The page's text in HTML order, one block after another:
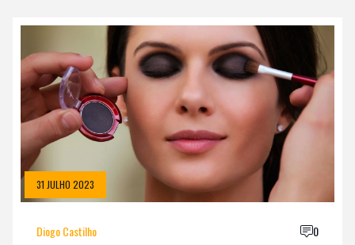
31 JULHO 2023
Diogo Castilho 0